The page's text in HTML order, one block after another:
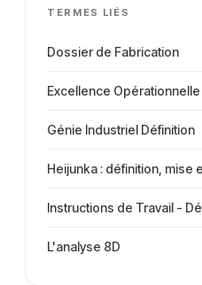
TERMES LIÉS
Dossier de Fabrication
Excellence Opérationnelle
Génie Industriel Définition
Heijunka : définition,
Instructions de Travail -
L'analyse 8D